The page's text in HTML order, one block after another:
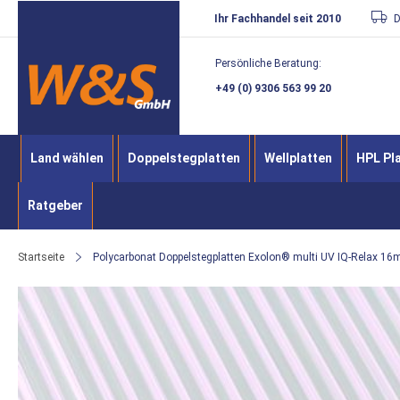
Direkt
zum
Inhalt
Ihr Fachhandel seit 2010
Persönliche Beratung:
+49 (0) 9306 563 99 20
Land wählen Doppelstegplatten Wellplatten HPL
Ratgeber
Startseite Polycarbonat Doppelstegplatten Exolon® multi UV IQ-Relax
Zum
Ende
der
Bildergalerie